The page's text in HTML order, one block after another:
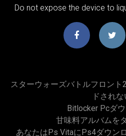
Do not expose the device to
スターウォーズバトルフロン
ドされな
Bitlocker Pcダ
甘味料アルバムを
あなたはps Vitaにps4ダウン